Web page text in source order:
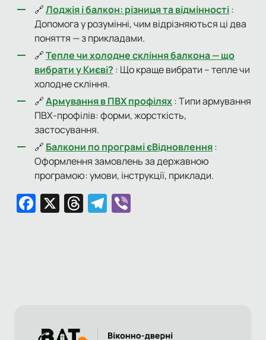
🔗Лоджія і балкон: різниця та відмінності:
Допомога у розумінні, чим відрізняються ці два
поняття — з прикладами.
🔗Тепле чи холодне скління балкона — що
вибрати у Києві? : Що краще вибрати – тепле чи
холодне скління.
🔗Армування в ПВХ профілях: Типи армування
ПВХ-профілів: форми, жорсткість,
застосування.
🔗 Балкони по програмі єВідновлення:
Оформлення замовлень за державною
програмою: умови, інструкції, приклади.
Facebook
X Threads
Telegram